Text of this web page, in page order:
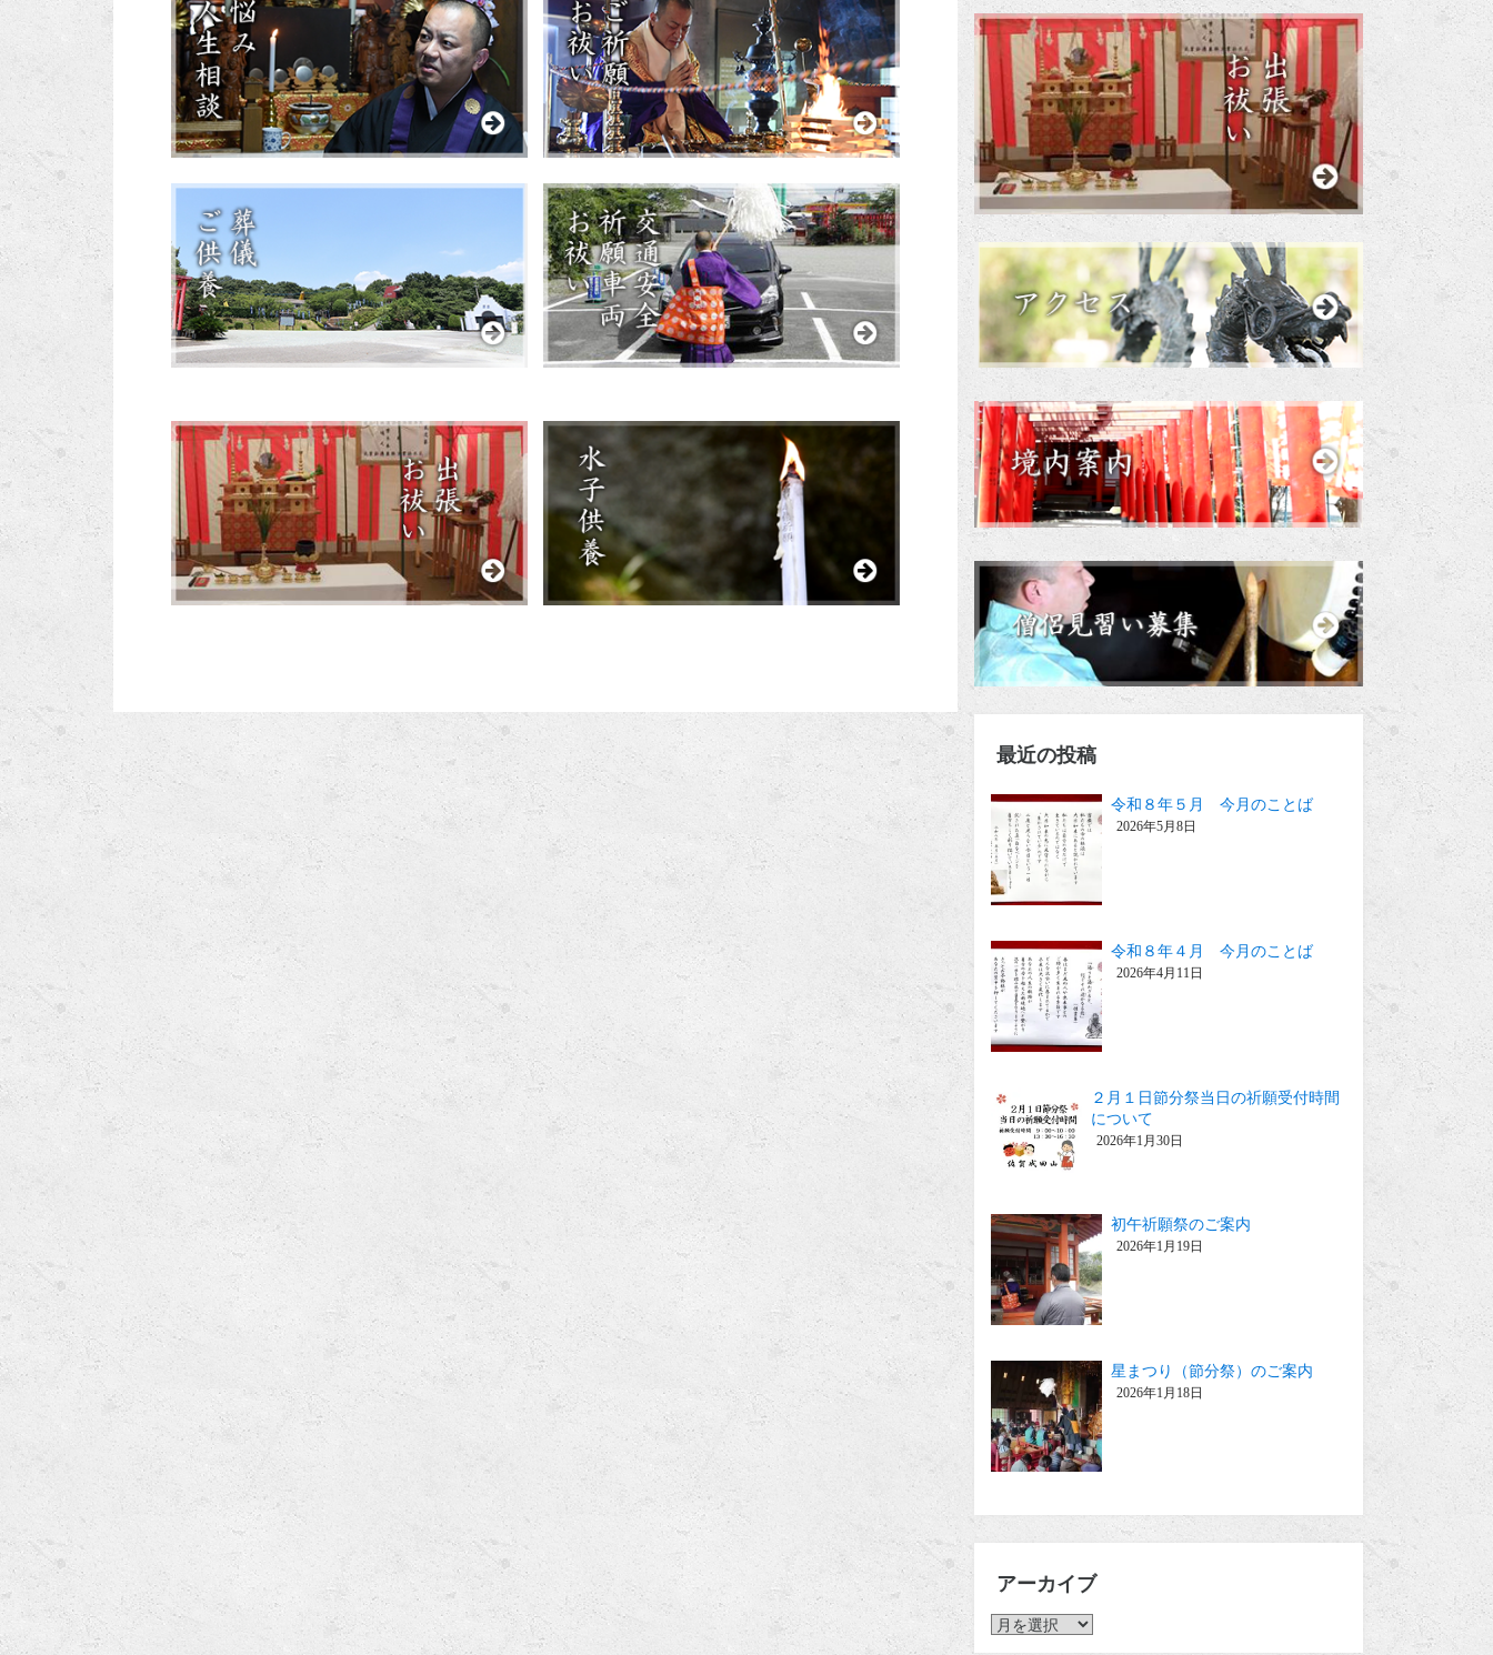
最近の投稿
令和８年５月 今月のことば
2026年5月8日
令和８年４月 今月のことば
2026年4月11日
２月１日節分祭当日の祈願受付時間
について
2026年1月30日
初午祈願祭のご案内
2026年1月19日
星まつり（節分祭）のご案内
2026年1月18日
アーカイブ
ア